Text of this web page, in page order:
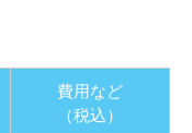
費用など
（税込）